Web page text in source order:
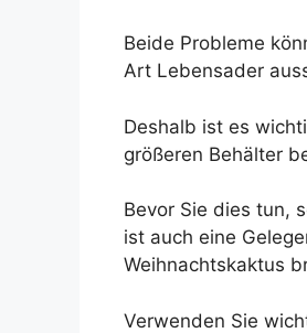
Beide Probleme
Art Lebensader
Deshalb ist es
größeren Behälter
Bevor Sie dies tun,
ist auch eine
Weihnachtskaktus
Verwenden Sie